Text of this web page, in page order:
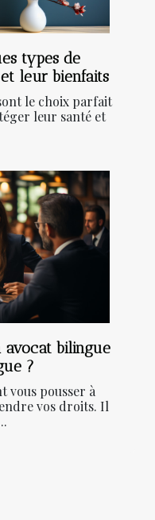
types de
leur bienfaits
le choix parfait
leur santé et
bilingue
?
vous pousser à
vos droits. Il